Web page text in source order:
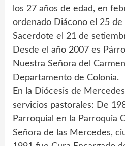
los 27 años de edad, en
ordenado Diácono el 25
Sacerdote el 21 de
Desde el año 2007 es
Nuestra Señora del
Departamento de Colonia.
En la Diócesis de
servicios pastorales: De
Parroquial en la Parroquia
Señora de las Mercedes,